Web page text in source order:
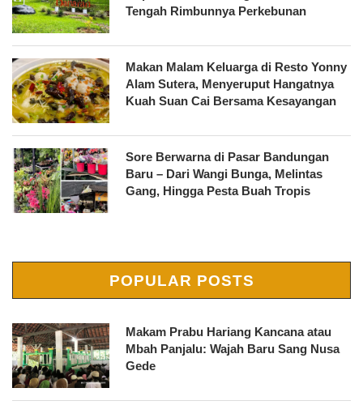
Tengah Rimbunnya Perkebunan
Makan Malam Keluarga di Resto Yonny
Alam Sutera, Menyeruput Hangatnya
Kuah Suan Cai Bersama Kesayangan
Sore Berwarna di Pasar Bandungan
Baru – Dari Wangi Bunga, Melintas
Gang, Hingga Pesta Buah Tropis
POPULAR POSTS
Makam Prabu Hariang Kancana atau
Mbah Panjalu: Wajah Baru Sang Nusa
Gede